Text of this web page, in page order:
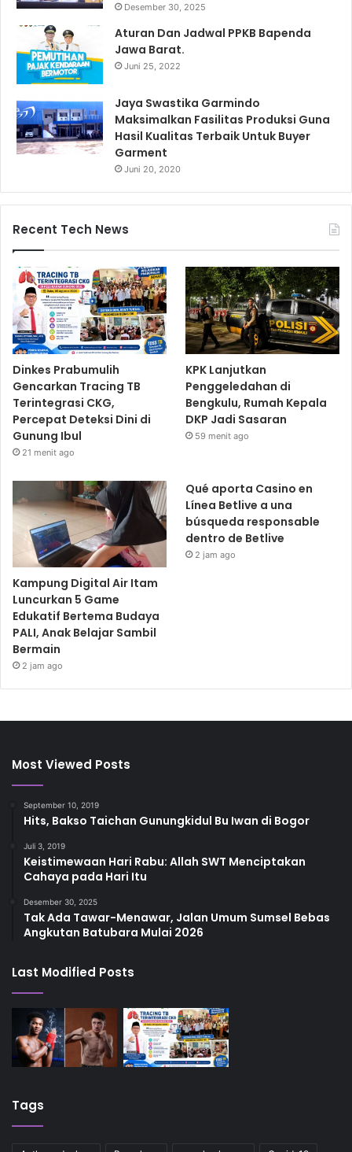
Desember 30, 2025
Aturan Dan Jadwal PPKB Bapenda
Jawa Barat.
Juni 25, 2022
Jaya Swastika Garmindo
Maksimalkan Fasilitas Produksi Guna
Hasil Kualitas Terbaik Untuk Buyer
Garment
Juni 20, 2020
Recent Tech News
Dinkes Prabumulih
Gencarkan Tracing TB
Terintegrasi CKG,
Percepat Deteksi Dini di
Gunung Ibul
21 menit ago
KPK Lanjutkan
Penggeledahan di
Bengkulu, Rumah Kepala
DKP Jadi Sasaran
59 menit ago
Kampung Digital Air Itam
Luncurkan 5 Game
Edukatif Bertema Budaya
PALI, Anak Belajar Sambil
Bermain
2 jam ago
Qué aporta Casino en
Línea Betlive a una
búsqueda responsable
dentro de Betlive
2 jam ago
Most Viewed Posts
September 10, 2019
Hits, Bakso Taichan Gunungkidul Bu Iwan di Bogor
Juli 3, 2019
Keistimewaan Hari Rabu: Allah SWT Menciptakan
Cahaya pada Hari Itu
Desember 30, 2025
Tak Ada Tawar-Menawar, Jalan Umum Sumsel Bebas
Angkutan Batubara Mulai 2026
Last Modified Posts
Tags